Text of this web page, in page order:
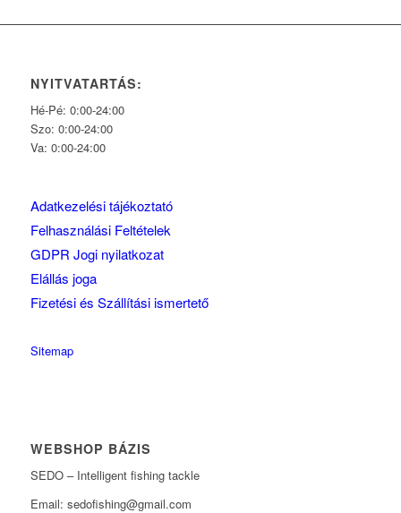
NYITVATARTÁS:
Hé-Pé: 0:00-24:00
Szo: 0:00-24:00
Va: 0:00-24:00
Adatkezelési tájékoztató
Felhasználási Feltételek
GDPR Jogi nyilatkozat
Elállás joga
Fizetési és Szállítási ismertető
Sitemap
WEBSHOP BÁZIS
SEDO – Intelligent fishing tackle
Email: sedofishing@gmail.com